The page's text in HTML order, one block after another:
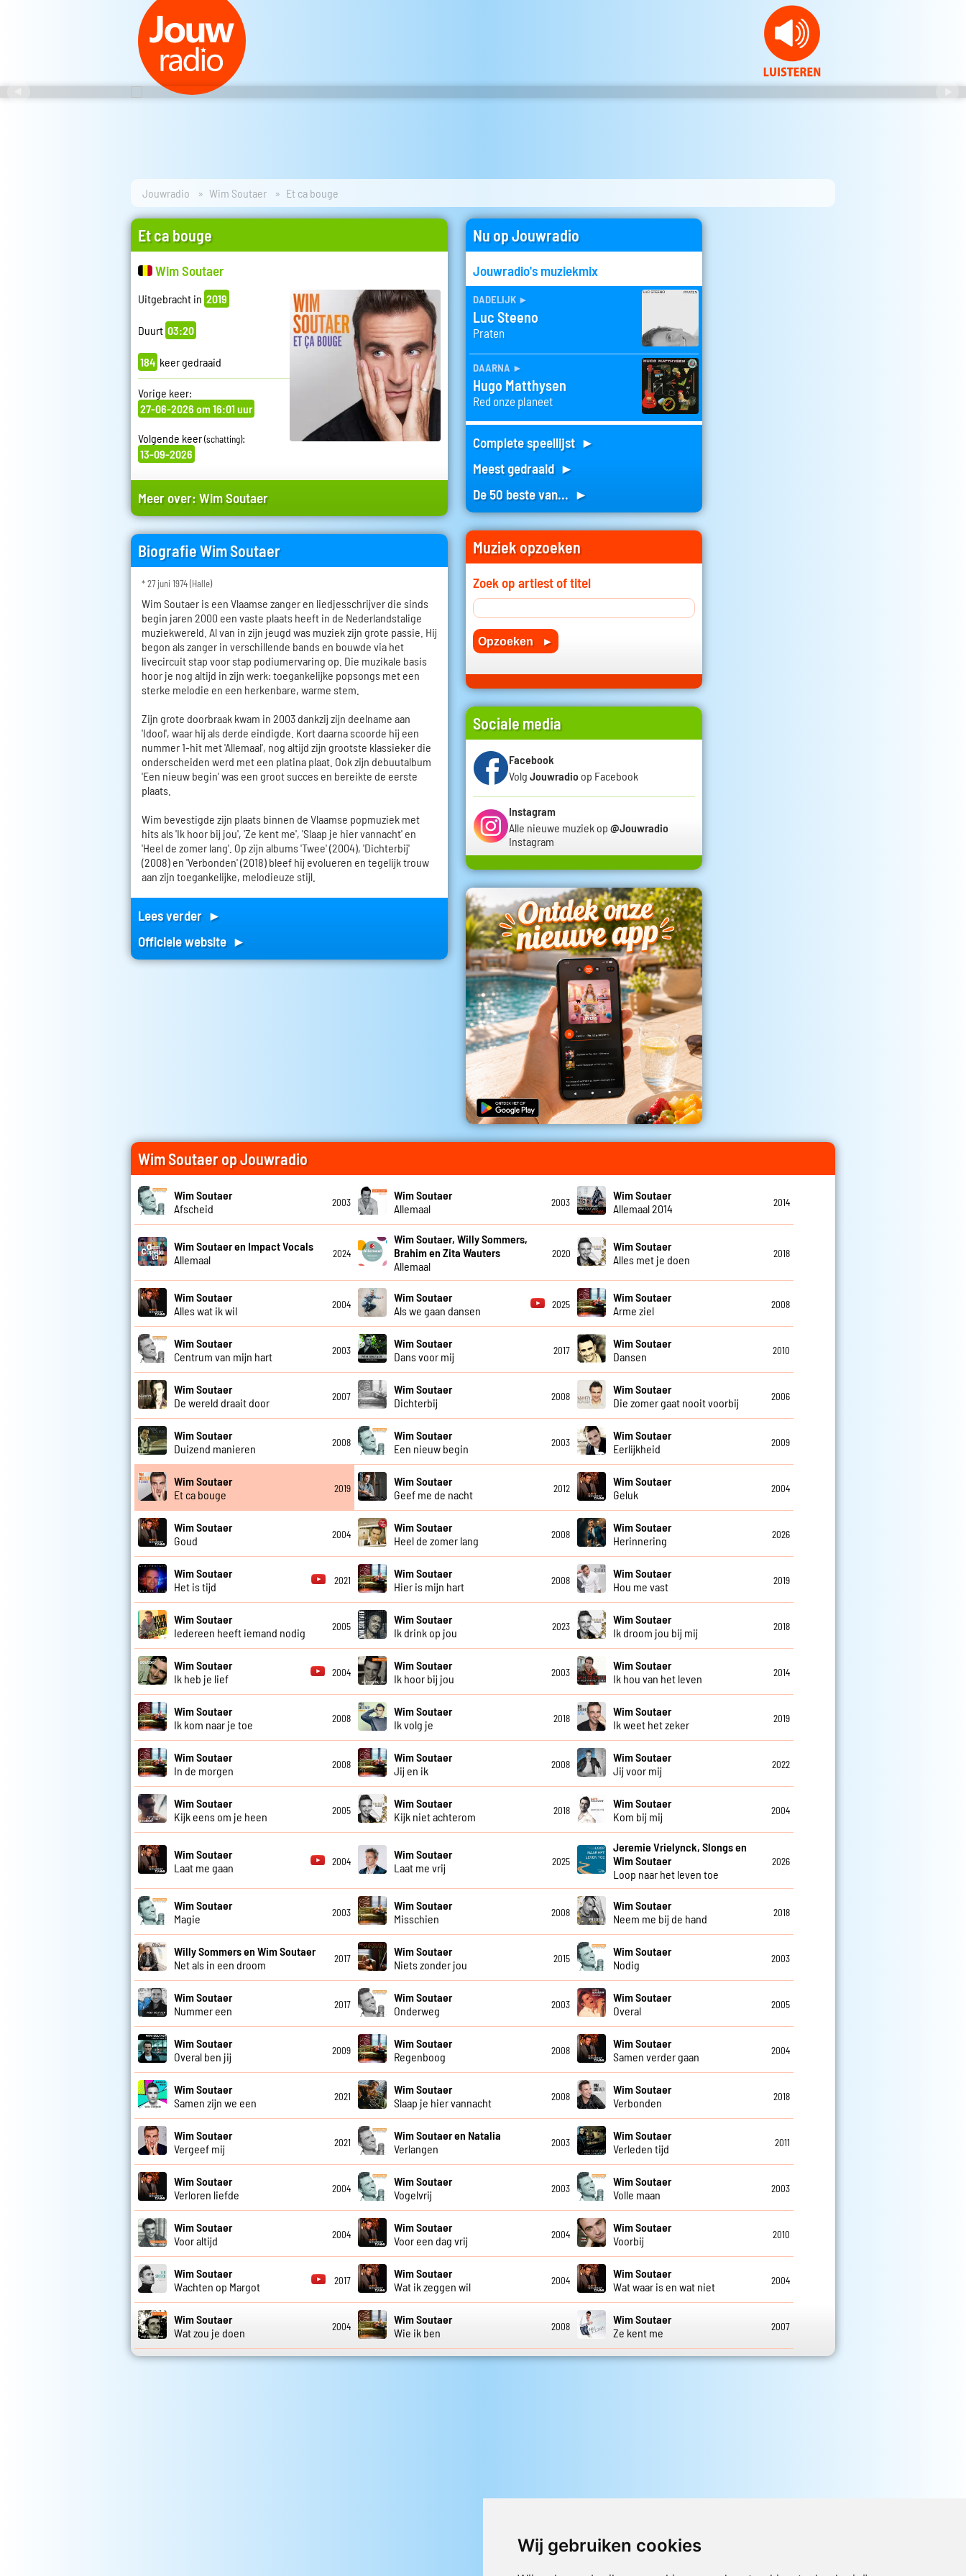
Wij gebruiken cookies
Jouwradio Wim Soutaer Et ca bouge
Et ca bouge
Wim Soutaer
Uitgebracht in 2019
Duurt 03:20
184 keer gedraaid
Vorige keer:
27-06-2026 om 16:01 uur
Volgende keer(schatting):
13-09-2026
Meer over:Wim Soutaer
Biografie Wim Soutaer
* 27 juni 1974 (Halle)
Wim Soutaer is een Vlaamse zanger en liedjesschrijver die sinds
begin jaren 2000 een vaste plaats heeft in de Nederlandstalige
muziekwereld. Al van in zijn jeugd was muziek zijn grote passie. Hij
begon als zanger in verschillende bands en bouwde via het
livecircuit stap voor stap podiumervaring op. Die muzikale basis
hoor je nog altijd in zijn werk: toegankelijke popsongs met een
sterke melodie en een herkenbare, warme stem.
Zijn grote doorbraak kwam in 2003 dankzij zijn deelname aan
'Idool', waar hij als derde eindigde. Kort daarna scoorde hij een
nummer 1-hit met 'Allemaal', nog altijd zijn grootste klassieker die
onderscheiden werd met een platina plaat. Ook zijn debuutalbum
'Een nieuw begin' was een groot succes en bereikte de eerste
plaats.
Wim bevestigde zijn plaats binnen de Vlaamse popmuziek met
hits als 'Ik hoor bij jou', 'Ze kent me', 'Slaap je hier vannacht' en
'Heel de zomer lang'. Op zijn albums 'Twee' (2004), 'Dichterbij'
(2008) en 'Verbonden' (2018) bleef hij evolueren en tegelijk trouw
aan zijn toegankelijke, melodieuze stijl.
Lees verder ►
Officiele website ►
Nu op Jouwradio
Jouwradio's muziekmix
dadelijk ►
Luc Steeno
Praten
daarna ►
Hugo Matthysen
Red onze planeet
Complete speellijst ►
Meest gedraaid ►
De 50 beste van... ►
Muziek opzoeken
Zoek op artiest of titel
Sociale media
Facebook
Volg Jouwradio op Facebook
Instagram
Alle nieuwe muziek op @Jouwradio
Instagram
Wim Soutaer op Jouwradio
Wim Soutaer
Afscheid
2003
Wim Soutaer
Allemaal
2003
Wim Soutaer
Allemaal 2014
2014
Wim Soutaer en Impact Vocals
Allemaal
2024
Wim Soutaer, Willy Sommers,
Brahim en Zita Wauters
Allemaal
2020
Wim Soutaer
Alles met je doen
2018
Wim Soutaer
Alles wat ik wil
2004
Wim Soutaer
Als we gaan dansen
2025
Wim Soutaer
Arme ziel
2008
Wim Soutaer
Centrum van mijn hart
2003
Wim Soutaer
Dans voor mij
2017
Wim Soutaer
Dansen
2010
Wim Soutaer
De wereld draait door
2007
Wim Soutaer
Dichterbij
2008
Wim Soutaer
Die zomer gaat nooit voorbij
2006
Wim Soutaer
Duizend manieren
2008
Wim Soutaer
Een nieuw begin
2003
Wim Soutaer
Eerlijkheid
2009
Wim Soutaer
Et ca bouge
2019
Wim Soutaer
Geef me de nacht
2012
Wim Soutaer
Geluk
2004
Wim Soutaer
Goud
2004
Wim Soutaer
Heel de zomer lang
2008
Wim Soutaer
Herinnering
2026
Wim Soutaer
Het is tijd
2021
Wim Soutaer
Hier is mijn hart
2008
Wim Soutaer
Hou me vast
2019
Wim Soutaer
Iedereen heeft iemand nodig
2005
Wim Soutaer
Ik drink op jou
2023
Wim Soutaer
Ik droom jou bij mij
2018
Wim Soutaer
Ik heb je lief
2004
Wim Soutaer
Ik hoor bij jou
2003
Wim Soutaer
Ik hou van het leven
2014
Wim Soutaer
Ik kom naar je toe
2008
Wim Soutaer
Ik volg je
2018
Wim Soutaer
Ik weet het zeker
2019
Wim Soutaer
In de morgen
2008
Wim Soutaer
Jij en ik
2008
Wim Soutaer
Jij voor mij
2022
Wim Soutaer
Kijk eens om je heen
2005
Wim Soutaer
Kijk niet achterom
2018
Wim Soutaer
Kom bij mij
2004
Wim Soutaer
Laat me gaan
2004
Wim Soutaer
Laat me vrij
2025
Jeremie Vrielynck, Slongs en
Wim Soutaer
Loop naar het leven toe
2026
Wim Soutaer
Magie
2003
Wim Soutaer
Misschien
2008
Wim Soutaer
Neem me bij de hand
2018
Willy Sommers en Wim Soutaer
Net als in een droom
2017
Wim Soutaer
Niets zonder jou
2015
Wim Soutaer
Nodig
2003
Wim Soutaer
Nummer een
2017
Wim Soutaer
Onderweg
2003
Wim Soutaer
Overal
2005
Wim Soutaer
Overal ben jij
2009
Wim Soutaer
Regenboog
2008
Wim Soutaer
Samen verder gaan
2004
Wim Soutaer
Samen zijn we een
2021
Wim Soutaer
Slaap je hier vannacht
2008
Wim Soutaer
Verbonden
2018
Wim Soutaer
Vergeef mij
2021
Wim Soutaer en Natalia
Verlangen
2003
Wim Soutaer
Verleden tijd
2011
Wim Soutaer
Verloren liefde
2004
Wim Soutaer
Vogelvrij
2003
Wim Soutaer
Volle maan
2003
Wim Soutaer
Voor altijd
2004
Wim Soutaer
Voor een dag vrij
2004
Wim Soutaer
Voorbij
2010
Wim Soutaer
Wachten op Margot
2017
Wim Soutaer
Wat ik zeggen wil
2004
Wim Soutaer
Wat waar is en wat niet
2004
Wim Soutaer
Wat zou je doen
2004
Wim Soutaer
Wie ik ben
2008
Wim Soutaer
Ze kent me
2007